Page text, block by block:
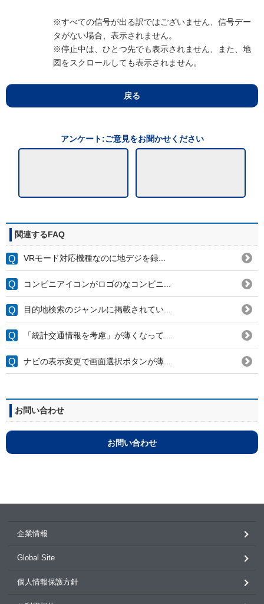
※すべての信号が出る訳ではございません、信号デー
タがない場合、表示されません。
※停止中は、ひとつ先でも表示されません、また、地
図をスクロールしても表示されません。
戻る
アンケート:ご意見をお聞かせください
関連するFAQ
VRモード対応機種なのに地デジを録...
コンビニアイコンがロゴのなコンビニ...
目的地検索のジャンルに掲載されてい...
「統計交通情報を考慮」が薄くなって...
ナビの表示変更で画面選択ボタンが薄...
お問い合わせ
お問い合わせ
企業情報
Global Site
個人情報保護方針